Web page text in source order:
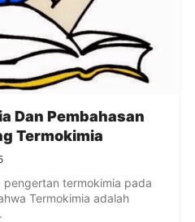
Dan Pembahasan
Termokimia
termokimia pada
Termokimia adalah